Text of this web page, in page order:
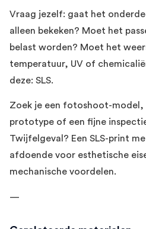
Vraag jezelf: gaat het
alleen bekeken? Moet het
belast worden? Moet het
temperatuur, UV of
deze: SLS.
Zoek je een fotoshoot-model,
prototype of een fijne
Twijfelgeval? Een SLS-print
afdoende voor esthetische
mechanische voordelen.
—